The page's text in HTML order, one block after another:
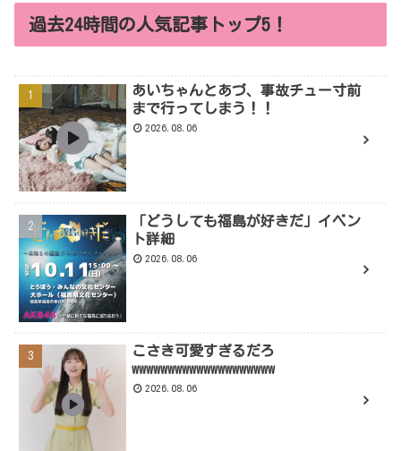
過去24時間の人気記事トップ5！
あいちゃんとあづ、事故チュー寸前
まで行ってしまう！！
2026.08.06
「どうしても福島が好きだ」イベン
ト詳細
2026.08.06
こさき可愛すぎるだろ
wwwwwwwwwwwwwwwwwwww
2026.08.06